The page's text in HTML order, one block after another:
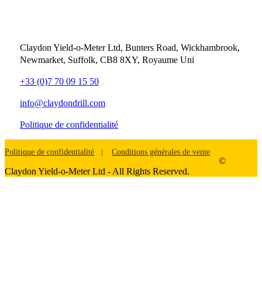
Claydon Yield-o-Meter Ltd, Bunters Road, Wickhambrook,
Newmarket, Suffolk, CB8 8XY, Royaume Uni
+33 (0)7 70 09 15 50
info@claydondrill.com
Politique de confidentialité
Politique de confidentialité Conditions générales de vente
©
Claydon Yield-o-Meter Ltd - All Rights Reserved.